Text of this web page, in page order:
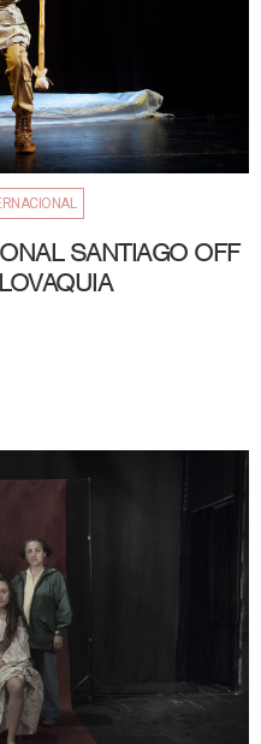
SANTIAGO OFF